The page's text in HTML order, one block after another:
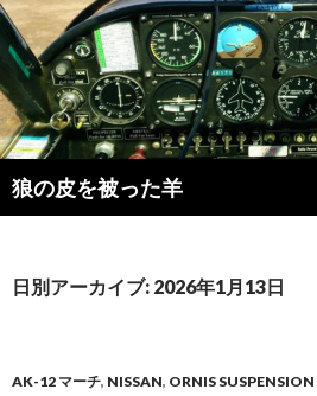
狼の皮を被った羊
検
索
ン
動
日別アーカイブ: 2026年1月13日
AK-12 マーチ, NISSAN, ORNIS